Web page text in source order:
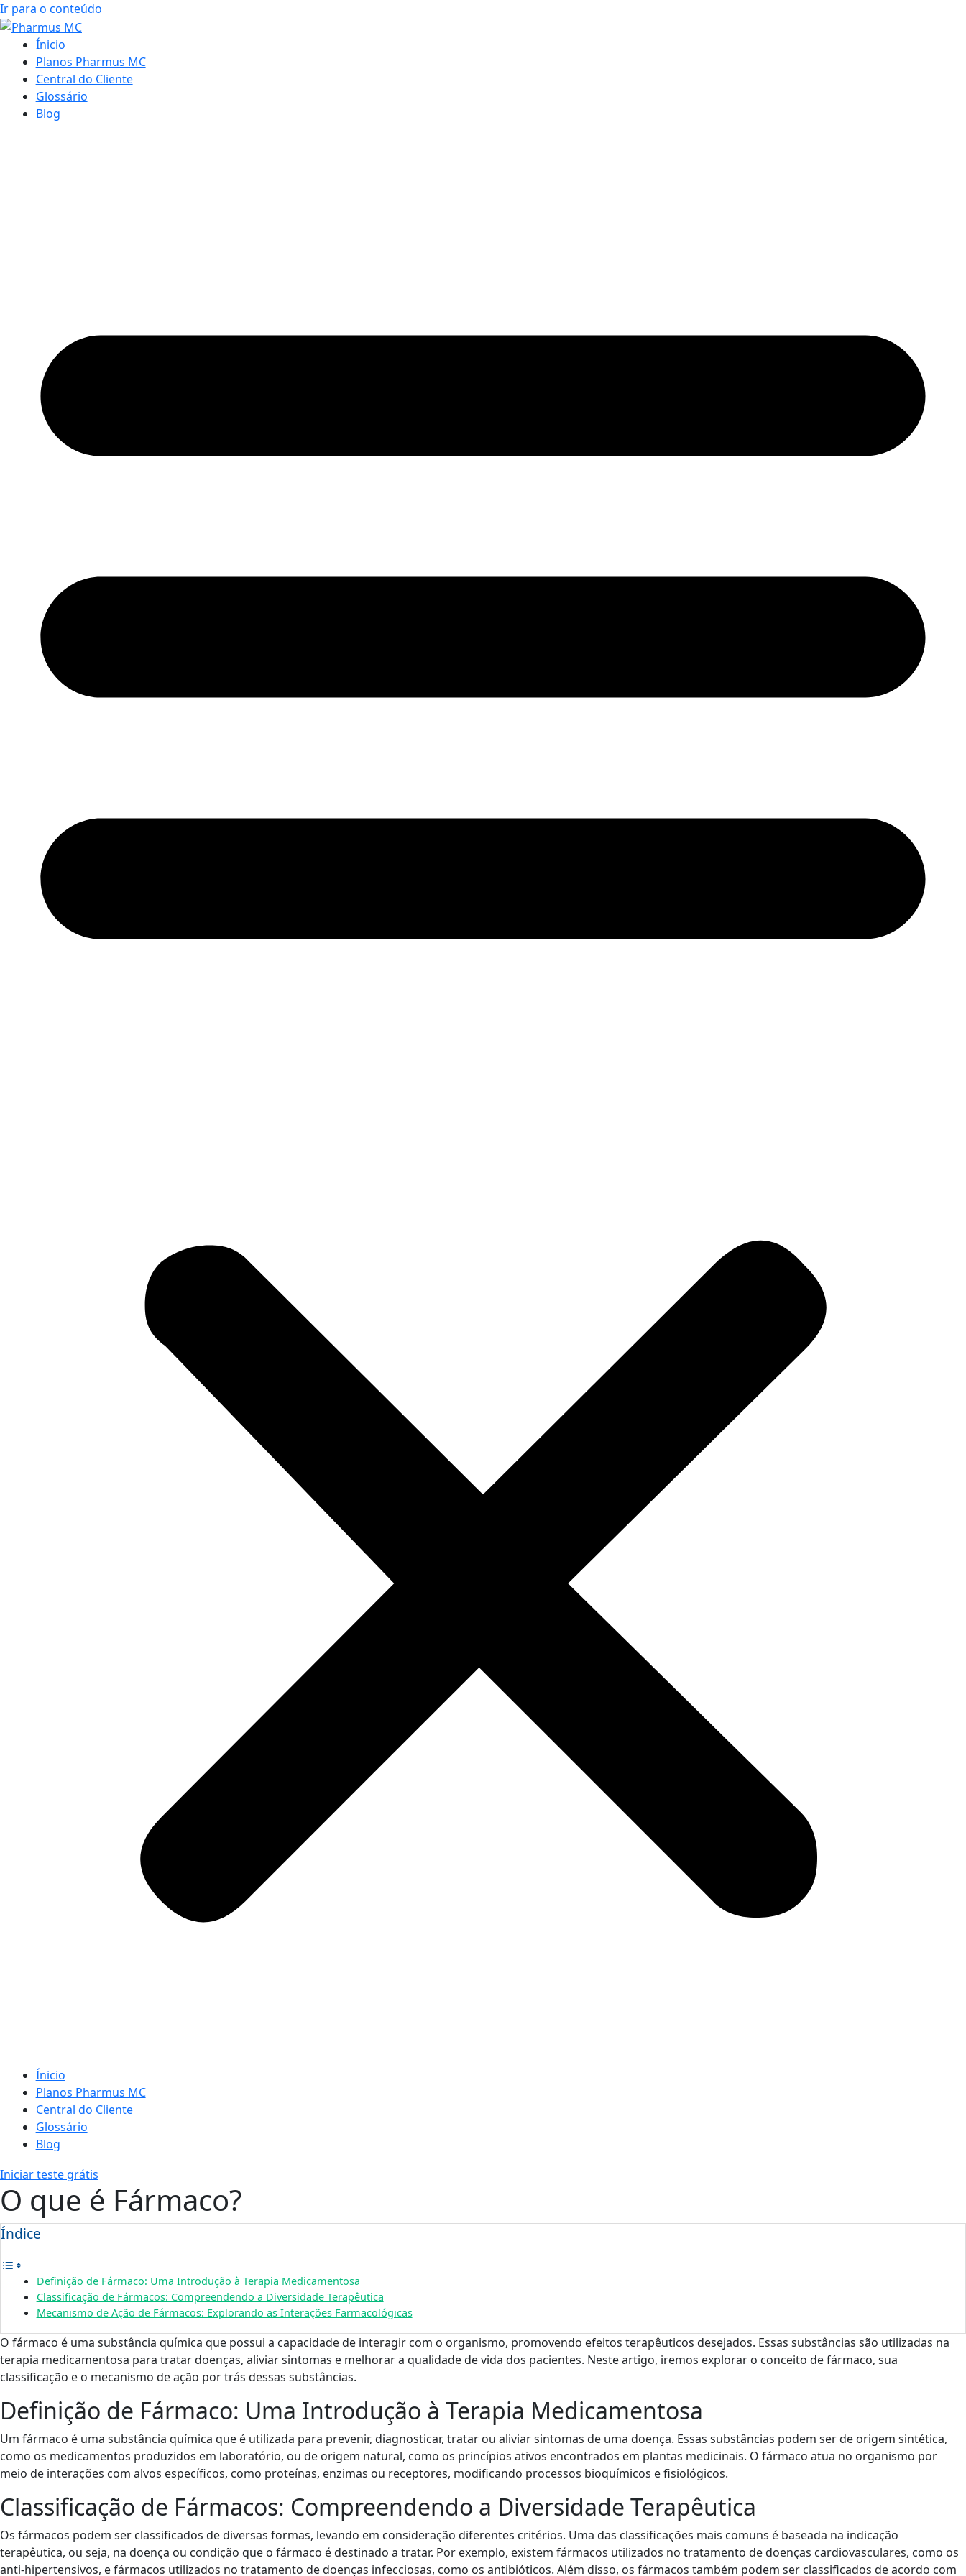
Ir para o conteúdo
Ínicio
Planos Pharmus MC
Central do Cliente
Glossário
Blog
Ínicio
Planos Pharmus MC
Central do Cliente
Glossário
Blog
Iniciar teste grátis
O que é Fármaco?
Índice
Definição de Fármaco: Uma Introdução à Terapia Medicamentosa
Classificação de Fármacos: Compreendendo a Diversidade Terapêutica
Mecanismo de Ação de Fármacos: Explorando as Interações Farmacológicas
O fármaco é uma substância química que possui a capacidade de interagir com o organismo, promovendo efeitos terapêuticos desejados. Essas substâncias são utilizadas na
terapia medicamentosa para tratar doenças, aliviar sintomas e melhorar a qualidade de vida dos pacientes. Neste artigo, iremos explorar o conceito de fármaco, sua
classificação e o mecanismo de ação por trás dessas substâncias.
Definição de Fármaco: Uma Introdução à Terapia Medicamentosa
Um fármaco é uma substância química que é utilizada para prevenir, diagnosticar, tratar ou aliviar sintomas de uma doença. Essas substâncias podem ser de origem sintética,
como os medicamentos produzidos em laboratório, ou de origem natural, como os princípios ativos encontrados em plantas medicinais. O fármaco atua no organismo por
meio de interações com alvos específicos, como proteínas, enzimas ou receptores, modificando processos bioquímicos e fisiológicos.
Classificação de Fármacos: Compreendendo a Diversidade Terapêutica
Os fármacos podem ser classificados de diversas formas, levando em consideração diferentes critérios. Uma das classificações mais comuns é baseada na indicação
terapêutica, ou seja, na doença ou condição que o fármaco é destinado a tratar. Por exemplo, existem fármacos utilizados no tratamento de doenças cardiovasculares, como os
anti-hipertensivos, e fármacos utilizados no tratamento de doenças infecciosas, como os antibióticos. Além disso, os fármacos também podem ser classificados de acordo com